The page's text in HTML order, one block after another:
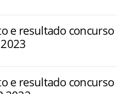
e resultado concurso
e resultado concurso